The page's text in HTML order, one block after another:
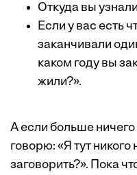
Откуда вы
Если у вас есть
заканчивали
каком году вы
жили?».
А если больше ничего
говорю: «Я тут
заговорить?». Пока